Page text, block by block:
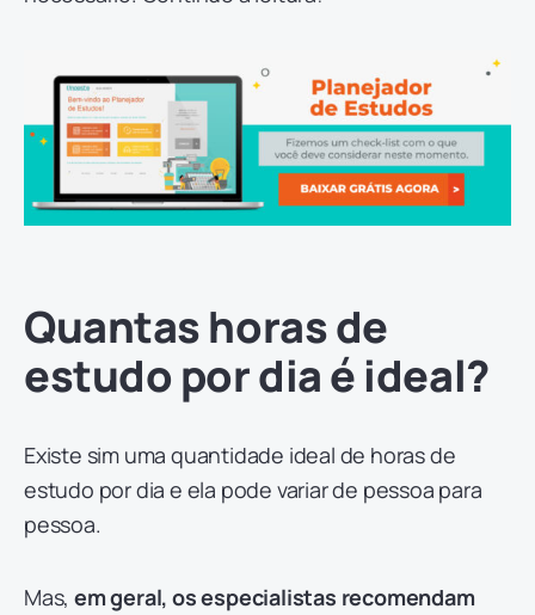
Quantas horas de
estudo por dia é ideal?
Existe sim uma quantidade ideal de horas de
estudo por dia e ela pode variar de pessoa para
pessoa.
Mas, em geral, os especialistas recomendam